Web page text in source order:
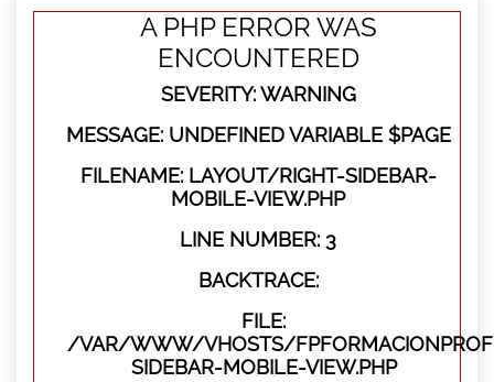
A PHP ERROR WAS
ENCOUNTERED
SEVERITY: WARNING
MESSAGE: UNDEFINED VARIABLE $PAGE
FILENAME: LAYOUT/RIGHT-SIDEBAR-
MOBILE-VIEW.PHP
LINE NUMBER: 3
BACKTRACE:
FILE:
/VAR/WWW/VHOSTS/
SIDEBAR-MOBILE-VIEW.PHP